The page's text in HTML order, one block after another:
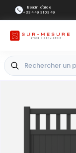
Besoin d'aide
+33 4 49 31 03 49